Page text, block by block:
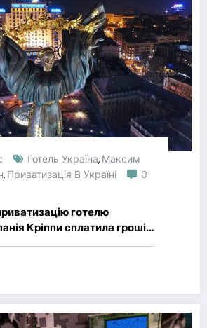
Готель Україна, Максим
, Приватизація В Україні
0
готелю
Кріппи сплатила гроші в